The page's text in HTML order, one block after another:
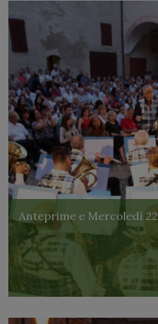
Anteprime e Mercoledì 22